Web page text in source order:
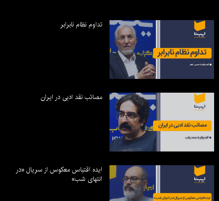
تداوم نظام نابرابر
مصائب نقد ادبی در ایران
ایده اقتباس معکوس از سریال «در
انتهای شب»